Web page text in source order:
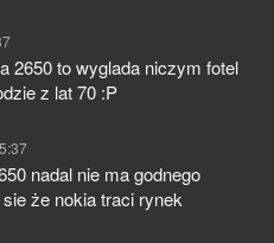
2650 to wyglada niczym fotel
z lat 70 :P
nadal nie ma godnego
że nokia traci rynek